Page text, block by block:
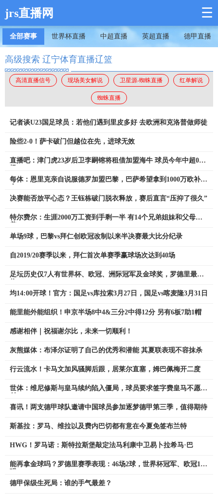
jrs直播网 ☰
全部赛事 世界杯直播 中超直播 英超直播 德甲直播
高级搜索 辽宁体育直播辽篮
高清直播信号 现场美女解说 卫星源-蜘蛛直播 红单解说
蜘蛛直播
记者谈U23国足球员：若他们遇到里皮多好 去欧洲和克洛普做师徒
险些2-0！萨卡破门但越位在先，进球无效
直播吧：津门虎23岁后卫李嗣镕将租借加盟海牛 球员今年中超0出
每体：恩里克亲自说服德罗加盟巴黎，巴萨希望拿到1000万欧补偿
决赛能否放平心态？王钰栋破门脱衣释放，赛后直言“压抑了很久”
特尔费尔：生涯2000万工资到手剩一半 有14个兄弟姐妹和父母要
单场9球，巴黎vs拜仁创欧冠改制以来半决赛最大比分纪录
自2019/20赛季以来，拜仁首次单赛季赢球场次达到40场
足坛历史仅7人有世界杯、欧冠、洲际冠军及金球奖，罗德里最新1
均14:00开球！官方：国足vs库拉索3月27日，国足vs喀麦隆3月31日
能里能外能组织！申京半场8中4&三分2中得12分 另有6板7助1帽
感谢相伴｜祝福谢尔比，未来一切顺利！
灰熊媒体：布泽尔证明了自己的优秀和潜能 其夏联表现不容抹杀
行云流水！卡马文加风骚脚后跟，居莱尔直塞，姆巴佩梅开二度
世体：维尼修斯与皇马续约陷入僵局，球员要求签字费皇马不愿支
喜讯！两支德甲球队邀请中国球员参加逐梦德甲第三季，值得期待
斯基拉：罗马、维拉以及费内巴切都有意在今夏免签布兰特
HWG！罗马诺：斯特拉斯堡敲定法马利康中卫易卜拉希马·巴
能再拿金球吗？罗德里赛季表现：46场2球，世界杯冠军、欧冠16
德甲保级生死局：谁的手气最差？